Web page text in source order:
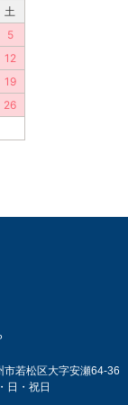
若松区大字安瀬64-36
日・祝日